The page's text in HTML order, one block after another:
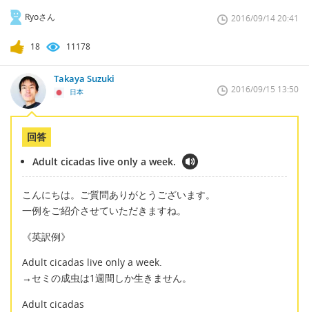
Ryoさん 2016/09/14 20:41
18 11178
Takaya Suzuki
日本 2016/09/15 13:50
回答
Adult cicadas live only a week.
こんにちは。ご質問ありがとうございます。
一例をご紹介させていただきますね。
《英訳例》
Adult cicadas live only a week.
→セミの成虫は1週間しか生きません。
Adult cicadas